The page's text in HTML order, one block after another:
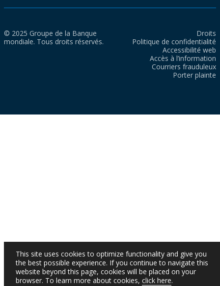
© 2025 Groupe de la Banque
mondiale. Tous droits réservés.
Droits
Politique de confidentialité
Accessibilité web
Accès à l’information
Courriers frauduleux
Porter plainte
This site uses cookies to optimize functionality and give you
the best possible experience. If you continue to navigate this
website beyond this page, cookies will be placed on your
browser. To learn more about cookies, click here.